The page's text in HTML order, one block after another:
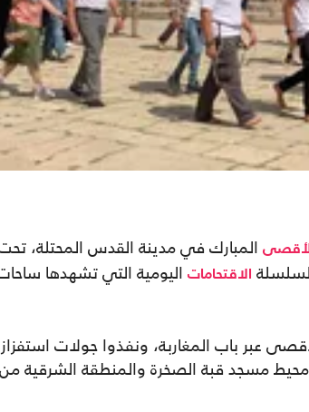
الأقصى المبارك في مدينة القدس المحتلة،
الاقتحامات اليومية التي تشهدها
المسجد الأقصى عبر باب المغاربة، ونفذوا جولات
مسجد قبة الصخرة والمنطقة الشرقية من